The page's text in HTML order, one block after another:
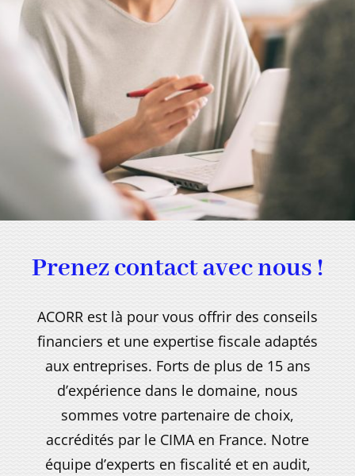
Prenez contact avec nous !
ACORR est là pour vous offrir des conseils
financiers et une expertise fiscale adaptés
aux entreprises. Forts de plus de 15 ans
d’expérience dans le domaine, nous
sommes votre partenaire de choix,
accrédités par le CIMA en France. Notre
équipe d’experts en fiscalité et en audit,